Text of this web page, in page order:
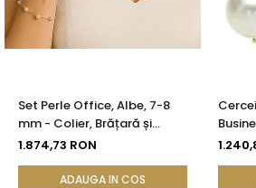
Set Perle Office, Albe, 7-8
mm - Colier, Brățară și
Cercei, Aur Galben 14K |
1.874,73 RON
ADAUGA IN COS
AAA,